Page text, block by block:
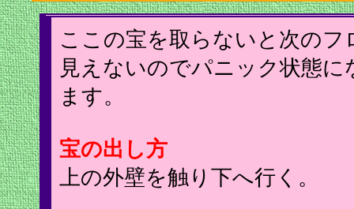
ここの宝を取らないと次のフ
見えないのでパニック状態に
ます。
宝の出し方
上の外壁を触り下へ行く。